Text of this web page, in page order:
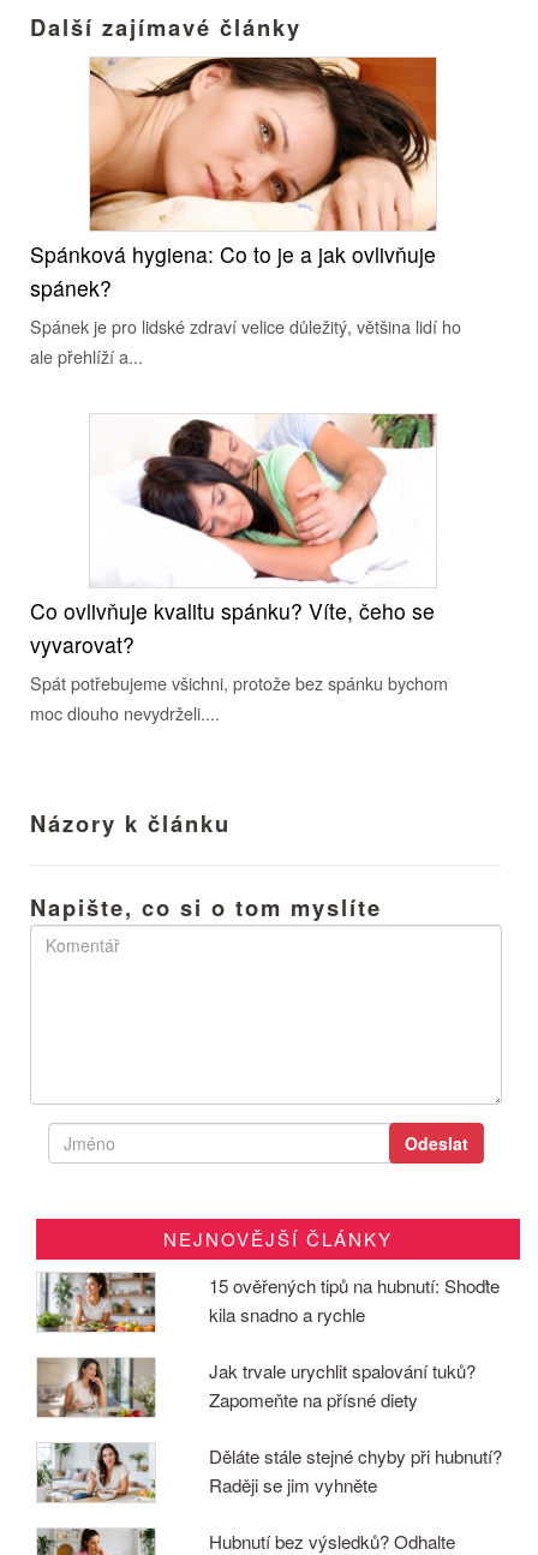
Další zajímavé články
Spánková hygiena: Co to je a jak ovlivňuje
spánek?
Spánek je pro lidské zdraví velice důležitý, většina lidí ho
ale přehlíží a...
Co ovlivňuje kvalitu spánku? Víte, čeho se
vyvarovat?
Spát potřebujeme všichni, protože bez spánku bychom
moc dlouho nevydrželi....
Názory k článku
Napište, co si o tom myslíte
NEJNOVĚJŠÍ ČLÁNKY
15 ověřených tipů na hubnutí: Shoďte
kila snadno a rychle
Jak trvale urychlit spalování tuků?
Zapomeňte na přísné diety
Děláte stále stejné chyby při hubnutí?
Raději se jim vyhněte
Hubnutí bez výsledků? Odhalte